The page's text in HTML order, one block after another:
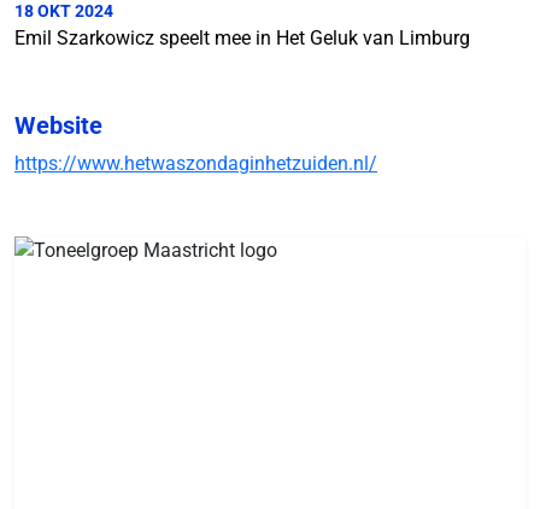
18 OKT 2024
Emil Szarkowicz speelt mee in Het Geluk van Limburg
Website
https://www.hetwaszondaginhetzuiden.nl/